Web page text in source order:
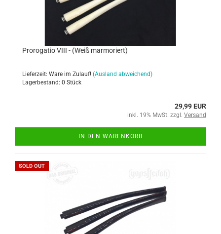
Prorogatio VIII - (Weiß marmoriert)
Lieferzeit: Ware im Zulauf! (Ausland abweichend)
Lagerbestand: 0 Stück
29,99 EUR
inkl. 19% MwSt. zzgl. Versand
IN DEN WARENKORB
SOLD OUT